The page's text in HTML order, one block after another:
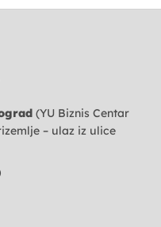
(YU Biznis Centar
– ulaz iz ulice